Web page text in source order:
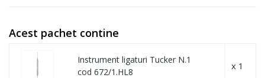
Acest pachet contine
Instrument ligaturi Tucker N.1
cod 672/1.HL8
x 1